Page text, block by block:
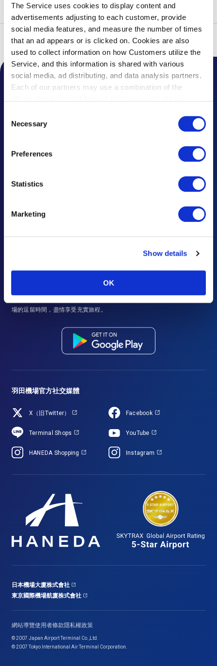
The Service uses cookies to display content and
advertisements adjusting to each customer, provide
social media features, and measure the number of times
that an ad appears or is clicked on. Cookies are also
used to collect information on how Customers utilize the
Service, and this information is shared with various
social media, ad distributing, and data analysis partners.
Each of our partners may use a combination of the
well as other information collected by our partners when
Please see
Selection
Necessary
Preferences
Statistics
Marketing
Show details
OK
頁首 機場公告 2026年 전동 가방의 이용에 대해서
機場公告
常見問題
廣告洽詢
Haneda Airport Official App "Haneda Navigator"
場的逗留時間，盡情享受充實旅程。
羽田機場官方社交媒體
X（旧Twitter） Facebook
Terminal Shops YouTube
HANEDA Shopping Instagram
日本機場大廈株式會社
東京國際機場航廈株式會社
網站導覽使用者條款隱私權政策
© 2007 Japan Airport Terminal Co.,Ltd.
© 2007 Tokyo International Air Terminal Corporation.